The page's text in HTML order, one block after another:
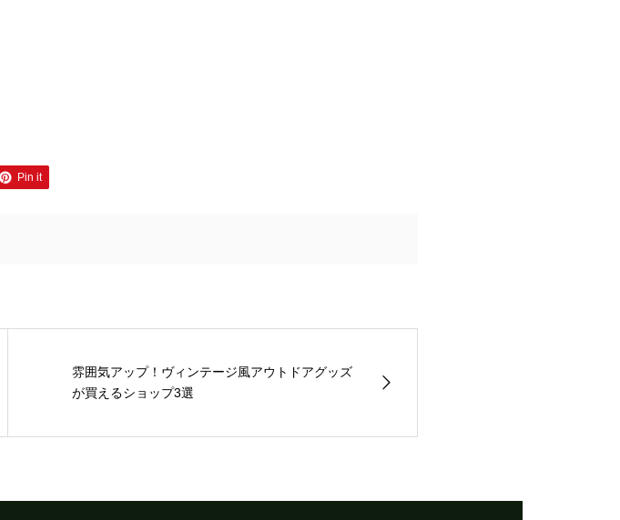
Pin it
雰囲気アップ！ヴィンテージ風アウトドアグッズ
が買えるショップ3選